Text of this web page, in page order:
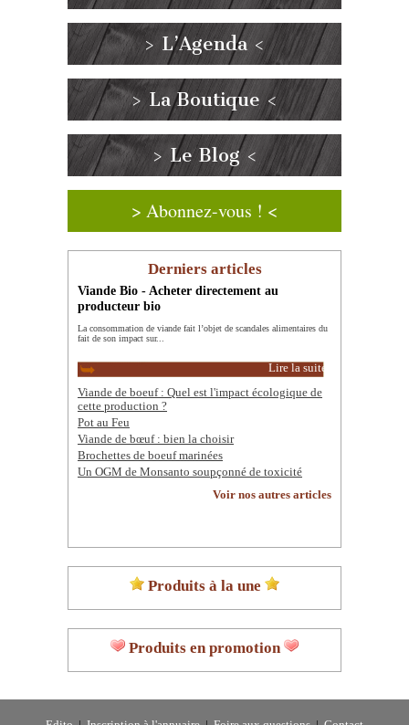
> L’Agenda <
> La Boutique <
> Le Blog <
> Abonnez-vous ! <
Derniers articles
Viande Bio - Acheter directement au
producteur bio
La consommation de viande fait l’objet de scandales alimentaires du
fait de son impact sur...
Lire la suite
Viande de boeuf : Quel est l'impact écologique de
cette production ?
Pot au Feu
Viande de bœuf : bien la choisir
Brochettes de boeuf marinées
Un OGM de Monsanto soupçonné de toxicité
Voir nos autres articles
Produits à la une
Produits en promotion